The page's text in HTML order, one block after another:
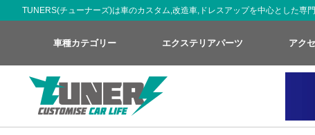
TUNERS(チューナーズ)は車のカスタム,改造車,ドレスアップを中心とした専
車種カテゴリー エクステリアパーツ アク